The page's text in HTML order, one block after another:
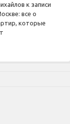
к записи
все о
которые